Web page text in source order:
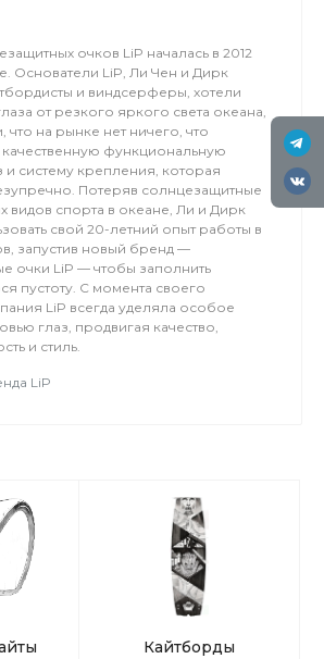
очков LiP началась в 2012
Основатели LiP, Ли Чен и Дирк
и виндсерферы, хотели
от резкого яркого света океана,
на рынке нет ничего, что
функциональную
и систему крепления, которая
Потеряв солнцезащитные
видов спорта в океане, Ли и Дирк
свой 20-летний опыт работы в
запустив новый бренд —
очки LiP — чтобы заполнить
пустоту. С момента своего
LiP всегда уделяла особое
глаз, продвигая качество,
и стиль.
LiP
Кайтборды